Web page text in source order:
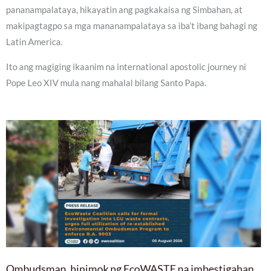
pananampalataya, hikayatin ang pagkakaisa ng Simbahan, at
makipagtagpo sa mga mananampalataya sa iba’t ibang bahagi ng
Latin America.
Ito ang magiging ikaanim na international apostolic journey ni
Pope Leo XIV mula nang mahalal bilang Santo Papa.